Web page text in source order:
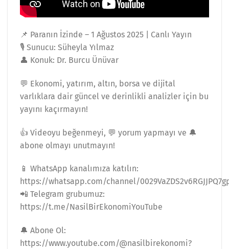
📌 Paranın İzinde – 1 Ağustos 2025 | Canlı Yayın
🎙 Sunucu: Süheyla Yılmaz
👤 Konuk: Dr. Burcu Ünüvar
💬 Ekonomi, yatırım, altın, borsa ve dijital
varlıklara dair güncel ve derinlikli analizler için bu
yayını kaçırmayın!
👍 Videoyu beğenmeyi, 💬 yorum yapmayı ve 🔔
abone olmayı unutmayın!
📱 WhatsApp kanalımıza katılın:
https://whatsapp.com/channel/
📲 Telegram grubumuz:
https://t.me/NasilBirEkonomiYouTube
🔔 Abone Ol:
https://www.youtube.com/@nasilbirekonomi?